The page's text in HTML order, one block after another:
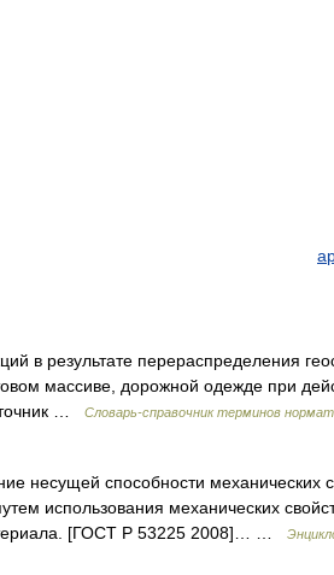
в результате перераспределения
массиве, дорожной одежде при
…
Словарь-справочник терминов
несущей способности механических
использования механических
[ГОСТ Р 53225 2008]… …